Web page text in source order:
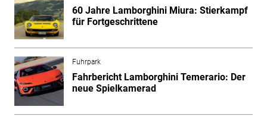
60 Jahre Lamborghini Miura: Stierkampf
für Fortgeschrittene
Fuhrpark
Fahrbericht Lamborghini Temerario: Der
neue Spielkamerad